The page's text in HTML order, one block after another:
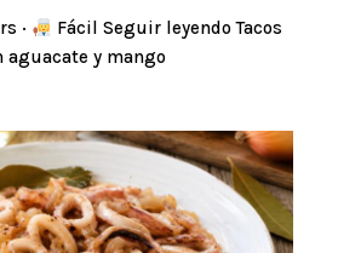
·
Fácil Seguir leyendo Tacos
y mango